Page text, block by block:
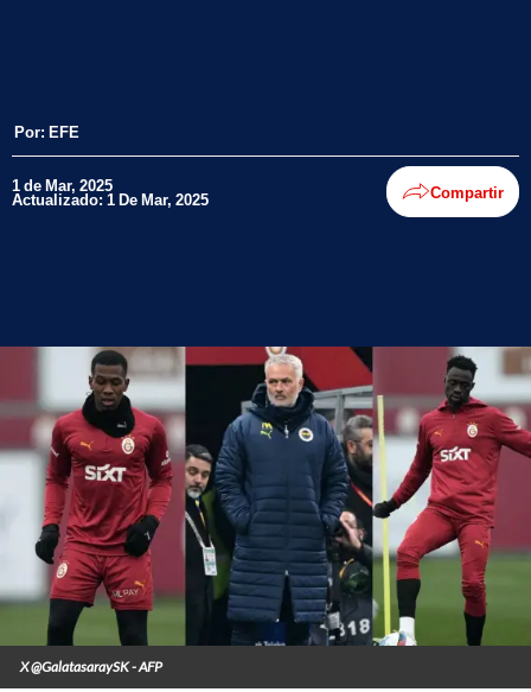
Por: EFE
1 de Mar, 2025
Actualizado: 1 De Mar, 2025 Compartir
X @GalatasaraySK - AFP